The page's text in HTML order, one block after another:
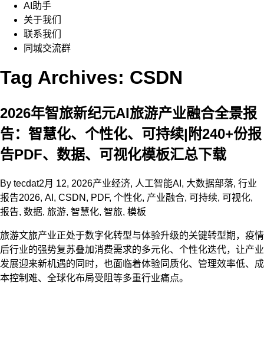
AI助手
关于我们
联系我们
同城交流群
Tag Archives: CSDN
2026年智旅新纪元AI旅游产业融合全景报
告：智慧化、个性化、可持续|附240+份报
告PDF、数据、可视化模板汇总下载
By tecdat2月 12, 2026产业经济, 人工智能AI , 大数据部落, 行业
报告2026, AI , CSDN , PDF, 个性化, 产业融合, 可持续, 可视化,
报告, 数据, 旅游, 智慧化, 智旅, 模板
旅游文旅产业正处于数字化转型与体验升级的关键转型期，疫情
后行业的强势复苏叠加消费需求的多元化、个性化迭代，让产业
发展迎来新机遇的同时，也面临着体验同质化、管理效率低、成
本控制难、全球化布局受阻等多重行业痛点。